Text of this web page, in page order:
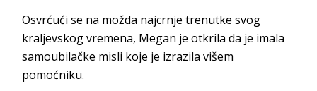
Osvrćući se na možda najcrnje trenutke svog
kraljevskog vremena, Megan je otkrila da je imala
samoubilačke misli koje je izrazila višem
pomoćniku.